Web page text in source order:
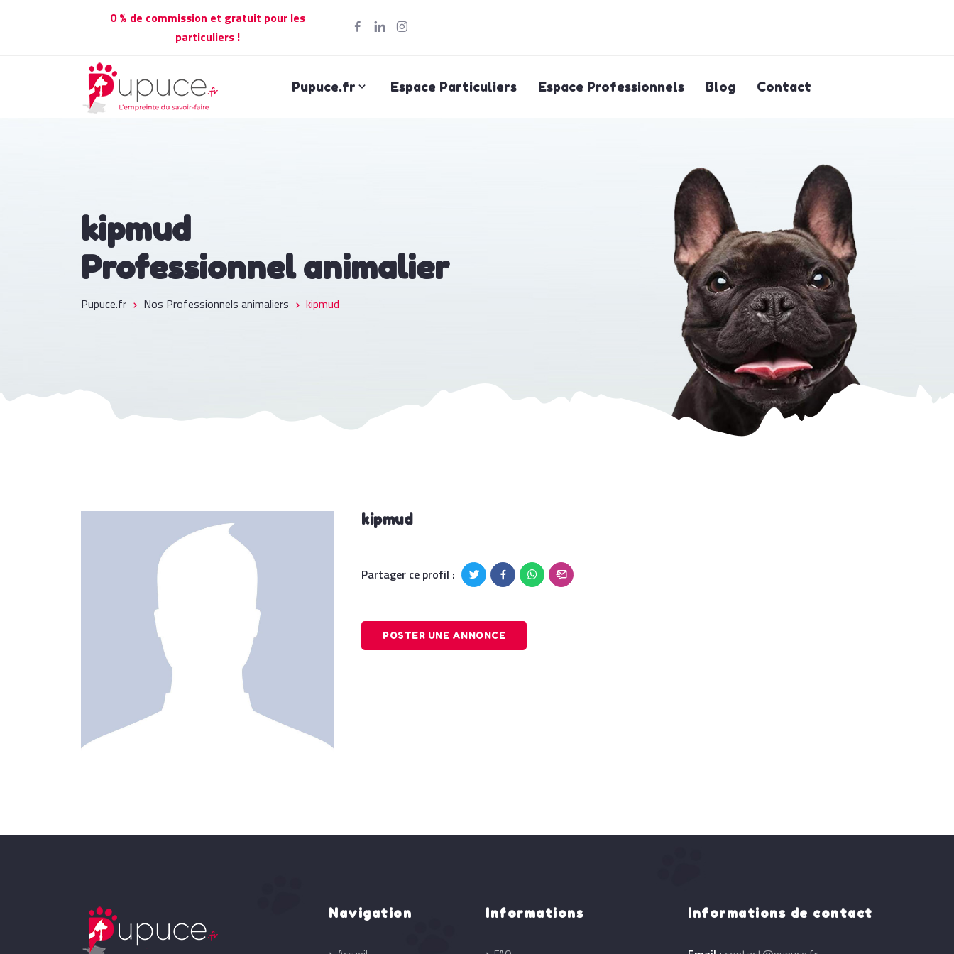
0 % de commission et gratuit pour les
particuliers !
Pupuce.fr Espace Particuliers Espace Professionnels Blog Contact
kipmud
Professionnel animalier
Pupuce.fr Nos Professionnels animaliers kipmud
kipmud
Partager ce profil :
POSTER UNE ANNONCE
Navigation Informations Informations de contact